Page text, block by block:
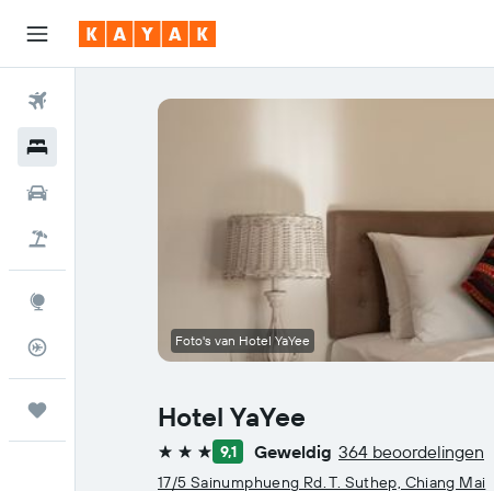
Vluchtstatus info
Hotel YaYee
3 sterren9,1 Geweldig 364 beoordelingen
17/5 Sainumphueng Rd. T. Suthep, Chiang Mai
Foto's van Hotel YaYee